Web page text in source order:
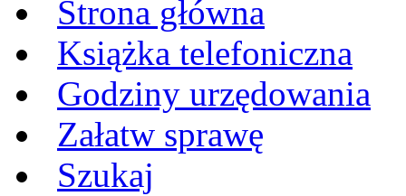
Strona główna
Książka telefoniczna
Godziny urzędowania
Załatw sprawę
Szukaj